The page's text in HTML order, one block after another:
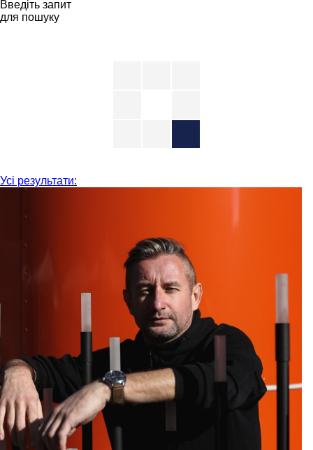
Введіть запит
для пошуку
Усі результати: